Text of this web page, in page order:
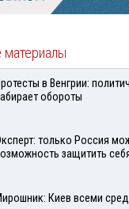
в Венгрии:
обороты
только Россия
защитить
Киев всеми